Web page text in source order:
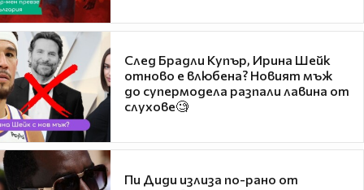
След Брадли Купър, Ирина Шейк
отново е влюбена? Новият мъж
до супермодела разпали лавина от
слухове🧐
Пи Диди излиза по-рано от